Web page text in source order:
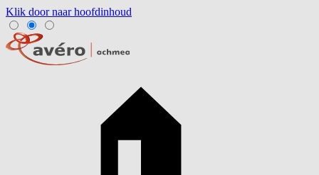
Klik door naar hoofdinhoud